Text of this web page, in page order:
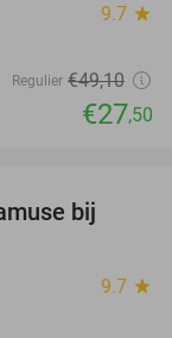
9.7 star
Regulier €49,10
€27,50
bij
9.7 star